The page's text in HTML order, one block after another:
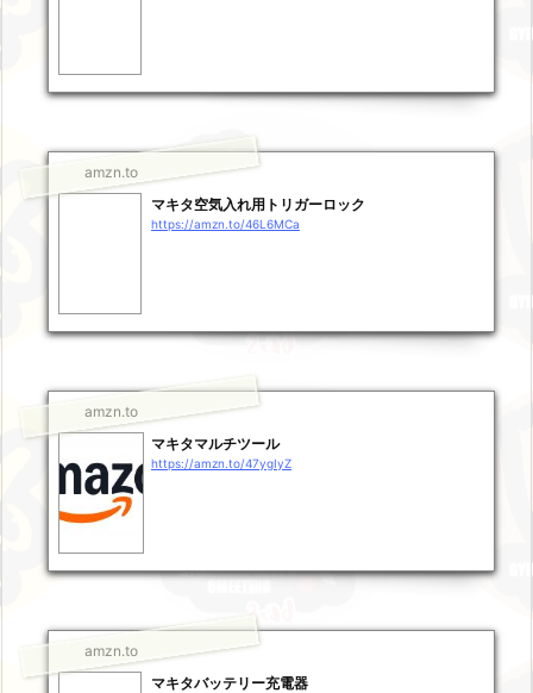
amzn.to
マキタ空気入れ用トリガーロック
https://amzn.to/46L6MCa
amzn.to
マキタマルチツール
https://amzn.to/47ygIyZ
amzn.to
マキタバッテリー充電器